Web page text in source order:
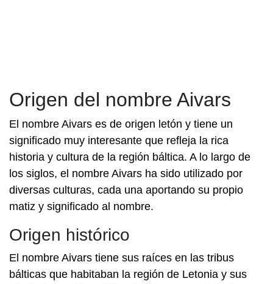
Origen del nombre Aivars
El nombre Aivars es de origen letón y tiene un
significado muy interesante que refleja la rica
historia y cultura de la región báltica. A lo largo de
los siglos, el nombre Aivars ha sido utilizado por
diversas culturas, cada una aportando su propio
matiz y significado al nombre.
Origen histórico
El nombre Aivars tiene sus raíces en las tribus
bálticas que habitaban la región de Letonia y sus